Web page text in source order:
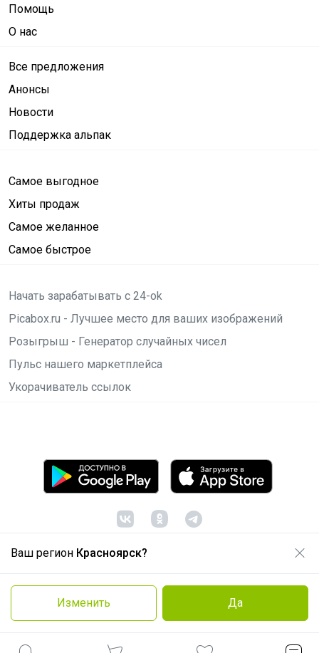
Ваш регион Красноярск?
Изменить Да
Помощь
О нас
Все предложения
Анонсы
Новости
Поддержка альпак
Самое выгодное
Хиты продаж
Самое желанное
Самое быстрое
Начать зарабатывать с 24-ok
Picabox.ru - Лучшее место для ваших изображений
Розыгрыш - Генератор случайных чисел
Пульс нашего маркетплейса
Укорачиватель ссылок
© ООО "Лявита", ОГРН 1122468054070, 2012 -2026
Политика конфиденциальности
Cоглашение пользователя